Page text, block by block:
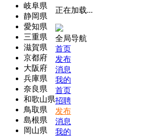
岐阜県
静岡県
愛知県
三重県
滋賀県
京都府
大阪府
兵庫県
奈良県
和歌山県
鳥取県
島根県
岡山県
正在加载...
全局导航
首页
发布
消息
我的
首页
招聘
发布
消息
我的